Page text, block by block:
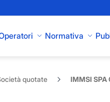
Normativa
quotate IMMSI SPA